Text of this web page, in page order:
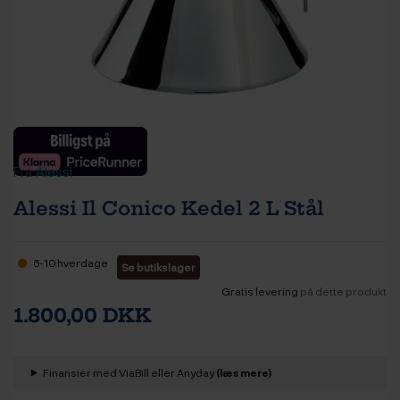
FraAlessi
Alessi Il Conico Kedel 2 L Stål
6-10 hverdage
Se butikslager
Gratis levering på dette produkt
1.800,00 DKK
Finansier med ViaBill eller Anyday(læs mere)